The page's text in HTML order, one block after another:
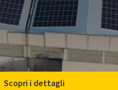
Scopri i dettagli